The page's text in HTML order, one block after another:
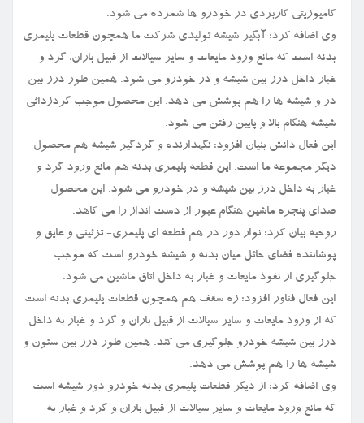
کامپوزیتی کاربردی در خودرو ها شمرده می شود.
وی اضافه کرد: آبگیر شیشه تولیدی شرکت ما همچون قطعات پلیمری
بدنه است که مانع ورود مایعات و سایر سیالات از قبیل باران، گرد و
غبار داخل درز بین شیشه و در خودرو می شود. همین طور درز بین
در و شیشه ها را هم پوشش می دهد. این محصول موجب گردزدائی
شیشه هنگام بالا و پایین رفتن می شود.
این فعال دانش بنیان افزود: نگهدارنده و گردگیر شیشه هم محصول
دیگر مجموعه ما است. این قطعه پلیمری بدنه هم مانع ورود گرد و
غبار به داخل درز بین شیشه و در خودرو می شود. این محصول
صدای پنجره ماشین هنگام عبور از دست انداز را می کاهد.
روحیه بیان کرد: نوار دور در هم قطعه ای پلیمری- تزئینی و عایق و
پوشاننده فضای حائل میان بدنه و شیشه خودرو است که موجب
جلوگیری از نفوذ مایعات و غبار به داخل اتاق ماشین می شود.
این فعال فناور افزود: زه سقف هم همچون قطعات پلیمری بدنه است
که از ورود مایعات و سایر سیالات از قبیل باران و گرد و غبار به داخل
درز بین شیشه خودرو جلوگیری می کند. همین طور درز بین ستون و
شیشه ها را هم پوشش می دهد.
وی اضافه کرد: از دیگر قطعات پلیمری بدنه خودرو دور شیشه است
که مانع ورود مایعات و سایر سیالات از قبیل باران و گرد و غبار به